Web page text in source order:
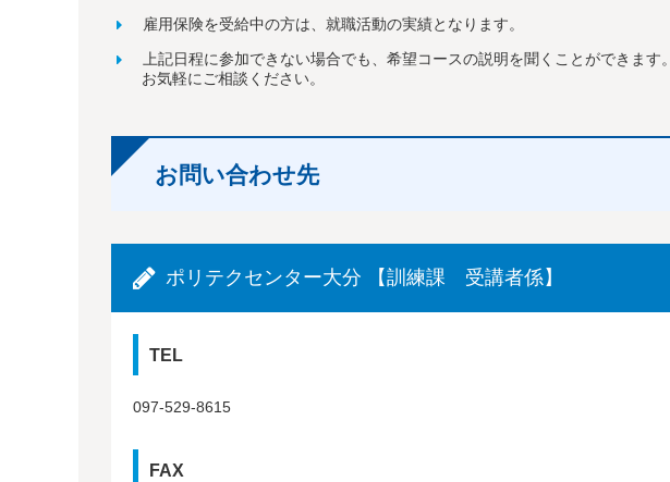
雇用保険を受給中の方は、就職活動の実績となります。
上記日程に参加できない場合でも、希望コースの説明を聞くことができます。
お気軽にご相談ください。
お問い合わせ先
ポリテクセンター大分 【訓練課 受講者係】
TEL
097-529-8615
FAX